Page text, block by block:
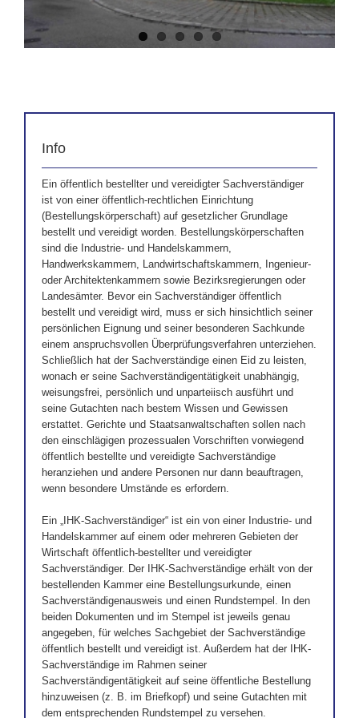
Info
Ein öffentlich bestellter und vereidigter Sachverständiger
ist von einer öffentlich-rechtlichen Einrichtung
(Bestellungskörperschaft) auf gesetzlicher Grundlage
bestellt und vereidigt worden. Bestellungskörperschaften
sind die Industrie- und Handelskammern,
Handwerkskammern, Landwirtschaftskammern, Ingenieur-
oder Architektenkammern sowie Bezirksregierungen oder
Landesämter. Bevor ein Sachverständiger öffentlich
bestellt und vereidigt wird, muss er sich hinsichtlich seiner
persönlichen Eignung und seiner besonderen Sachkunde
einem anspruchsvollen Überprüfungsverfahren unterziehen.
Schließlich hat der Sachverständige einen Eid zu leisten,
wonach er seine Sachverständigentätigkeit unabhängig,
weisungsfrei, persönlich und unparteiisch ausführt und
seine Gutachten nach bestem Wissen und Gewissen
erstattet. Gerichte und Staatsanwaltschaften sollen nach
den einschlägigen prozessualen Vorschriften vorwiegend
öffentlich bestellte und vereidigte Sachverständige
heranziehen und andere Personen nur dann beauftragen,
wenn besondere Umstände es erfordern.
Ein „IHK-Sachverständiger“ ist ein von einer Industrie- und
Handelskammer auf einem oder mehreren Gebieten der
Wirtschaft öffentlich-bestellter und vereidigter
Sachverständiger. Der IHK-Sachverständige erhält von der
bestellenden Kammer eine Bestellungsurkunde, einen
Sachverständigenausweis und einen Rundstempel. In den
beiden Dokumenten und im Stempel ist jeweils genau
angegeben, für welches Sachgebiet der Sachverständige
öffentlich bestellt und vereidigt ist. Außerdem hat der IHK-
Sachverständige im Rahmen seiner
Sachverständigentätigkeit auf seine öffentliche Bestellung
hinzuweisen (z. B. im Briefkopf) und seine Gutachten mit
dem entsprechenden Rundstempel zu versehen.